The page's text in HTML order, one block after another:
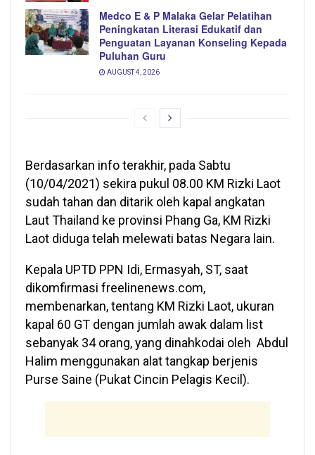
Medco E & P Malaka Gelar Pelatihan
Peningkatan Literasi Edukatif dan
Penguatan Layanan Konseling Kepada
Puluhan Guru
AUGUST 4, 2026
Berdasarkan info terakhir, pada Sabtu
(10/04/2021) sekira pukul 08.00 KM Rizki Laot
sudah tahan dan ditarik oleh kapal angkatan
Laut Thailand ke provinsi Phang Ga, KM Rizki
Laot diduga telah melewati batas Negara lain.
Kepala UPTD PPN Idi, Ermasyah, ST, saat
dikomfirmasi freelinenews.com,
membenarkan, tentang KM Rizki Laot, ukuran
kapal 60 GT dengan jumlah awak dalam list
sebanyak 34 orang, yang dinahkodai oleh Abdul
Halim menggunakan alat tangkap berjenis
Purse Saine (Pukat Cincin Pelagis Kecil).